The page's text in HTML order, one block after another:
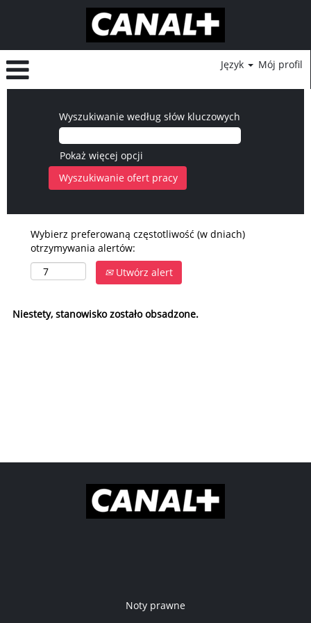
Język Mój profil
Wyszukiwanie według słów kluczowych
Pokaż więcej opcji
Wybierz preferowaną częstotliwość (w dniach)
otrzymywania alertów:
Utwórz alert
Niestety, stanowisko zostało obsadzone.
Noty prawne